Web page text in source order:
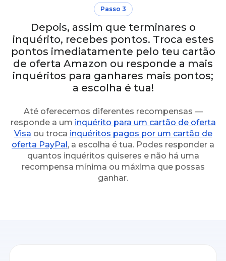
Passo 3
Depois, assim que terminares o
inquérito, recebes pontos. Troca estes
pontos imediatamente pelo teu cartão
de oferta Amazon ou responde a mais
inquéritos para ganhares mais pontos;
a escolha é tua!
Até oferecemos diferentes recompensas —
responde a um inquérito para um cartão de oferta
Visa ou troca inquéritos pagos por um cartão de
oferta PayPal, a escolha é tua. Podes responder a
quantos inquéritos quiseres e não há uma
recompensa mínima ou máxima que possas
ganhar.